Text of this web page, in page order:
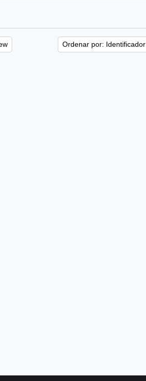
Ordenar por: Identificador